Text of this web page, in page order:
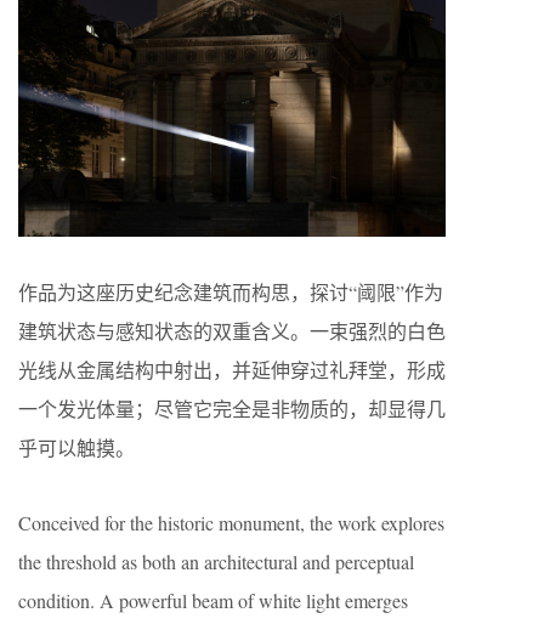
作品为这座历史纪念建筑而构思，探讨“阈限”作为
建筑状态与感知状态的双重含义。一束强烈的白色
光线从金属结构中射出，并延伸穿过礼拜堂，形成
一个发光体量；尽管它完全是非物质的，却显得几
乎可以触摸。
Conceived for the historic monument, the work explores
the threshold as both an architectural and perceptual
condition. A powerful beam of white light emerges